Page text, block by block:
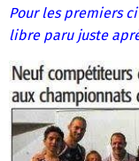
Pour les premiers
libre paru juste